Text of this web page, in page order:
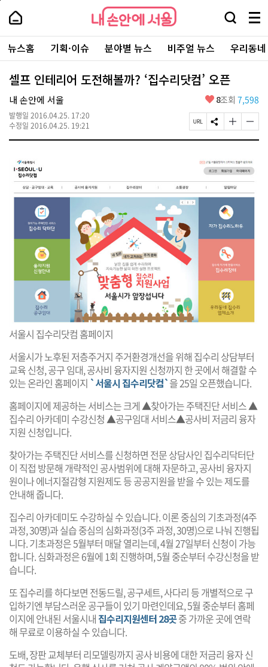
본
로
가
내
손
안
에
서
울
-
서
울
시
대
표
소
털
내
손
에
울
검
창
열
기
메
뉴
전
체
보
주
요
서
뉴스홈 기획·이슈 분야별 뉴스 비주얼 뉴스 우리동
셀프 인테리어 도전해볼까? ‘집수리닷컴’ 오픈
내 손안에 서울
발행일 2016.04.25. 17:20
수정일 2016.04.25. 19:21
좋
요
8조회 7,598
페
이
R
복
사
S
N
유
하
기
글
자
크
게
변
경
하
기
글
자
작
게
변
경
서울시 집수리닷컴 홈페이지
서울시가 노후된 저층주거지 주거환경개선을 위해 집수리 상담부터
교육 신청, 공구 임대, 공사비 융자지원 신청까지 한 곳에서 해결할 수
있는 온라인 홈페이지 `서울시 집수리닷컴`을 25일 오픈했습니다.
홈페이지에 제공하는 서비스는 크게 ▲찾아가는 주택진단 서비스 ▲
집수리 아카데미 수강신청 ▲공구임대 서비스▲공사비 저금리 융자
지원 신청입니다.
찾아가는 주택진단 서비스를 신청하면 전문 상담사인 집수리닥터단
이 직접 방문해 개략적인 공사범위에 대해 자문하고, 공사비 융자지
원이나 에너지절감형 지원제도 등 공공지원을 받을 수 있는 제도를
안내해 줍니다.
집수리 아카데미도 수강하실 수 있습니다. 이론 중심의 기초과정(4주
과정, 30명)과 실습 중심의 심화과정(3주 과정, 30명)으로 나눠 진행됩
니다. 기초과정은 5월부터 매달 열리는데, 4월 27일부터 신청이 가능
합니다. 심화과정은 6월에 1회 진행하며, 5월 중순부터 수강신청을 받
습니다.
또 집수리를 하다보면 전동드릴, 공구세트, 사다리 등 개별적으로 구
입하기엔 부담스러운 공구들이 있기 마련인데요, 5월 중순부터 홈페
이지에 안내된 서울시내 집수리지원센터 28곳중 가까운 곳에 연락
해 무료로 이용하실 수 있습니다.
도배, 장판 교체부터 리모델링까지 공사 비용에 대한 저금리 융자 신
페
상
단
로